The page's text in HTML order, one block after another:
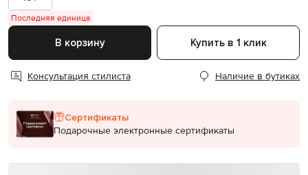
Последняя единица
В корзину Купить в 1 клик
Консультация стилиста Наличие в бутиках
Сертификаты
Подарочные электронные сертификаты